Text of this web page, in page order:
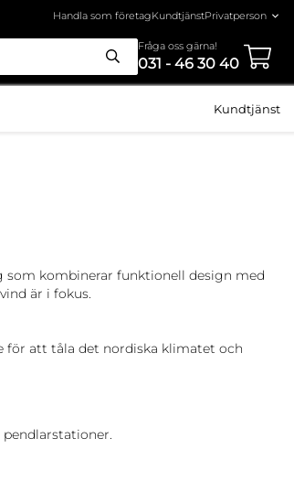
Handla som företagKundtjänst
Fråga oss gärna!
031 - 46 30 40
Kundtjänst
som kombinerar funktionell design med
är i fokus.
för att tåla det nordiska klimatet och